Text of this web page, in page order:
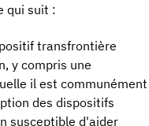
qui suit :
transfrontière
y compris une
il est communément
des dispositifs
susceptible d'aider